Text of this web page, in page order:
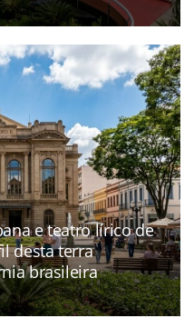
e teatro lírico de
desta terra
brasileira